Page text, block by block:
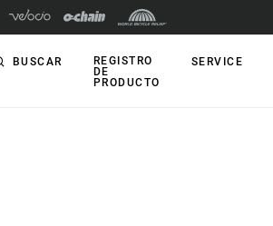
BUSCAR
REGISTRO
DE
PRODUCTO
SERVICE